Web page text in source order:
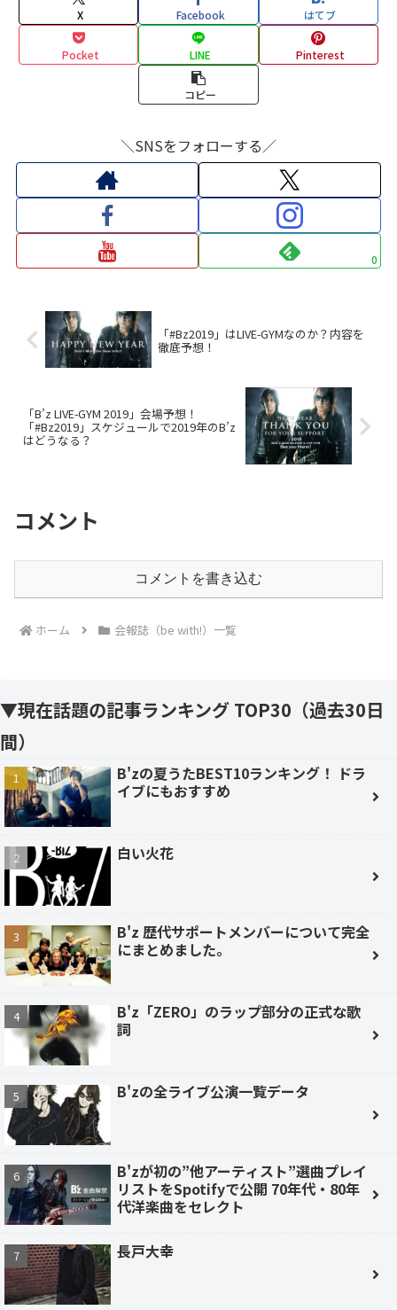
X Facebook はてブ
Pocket LINE Pinterest
コピー
＼SNSをフォローする／
0
「#Bz2019」はLIVE-GYMなのか？内容を
徹底予想！
「B’z LIVE-GYM 2019」会場予想！
「#Bz2019」スケジュールで2019年のB’z
はどうなる？
コメント
コメントを書き込む
ホーム 会報誌（be with!）一覧
▼現在話題の記事ランキング TOP30（過去30日
間）
B'zの夏うたBEST10ランキング！ ドラ
イブにもおすすめ
白い火花
B'z 歴代サポートメンバーについて完全
にまとめました。
B'z「ZERO」のラップ部分の正式な歌
詞
B'zの全ライブ公演一覧データ
B'zが初の”他アーティスト”選曲プレイ
リストをSpotifyで公開 70年代・80年
代洋楽曲をセレクト
長戸大幸